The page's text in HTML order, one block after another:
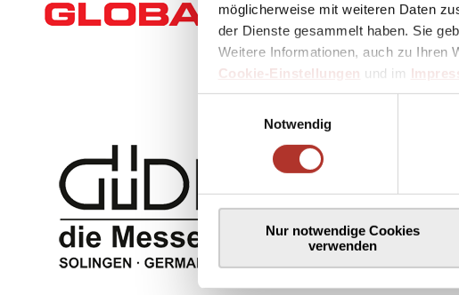
möglicherweise mit weiteren Daten
der Dienste gesammelt haben. Sie
Weitere Informationen, auch zu Ihren
Cookie-Einstellungen und im
Notwendig
Nur notwendige Cookies
verwenden